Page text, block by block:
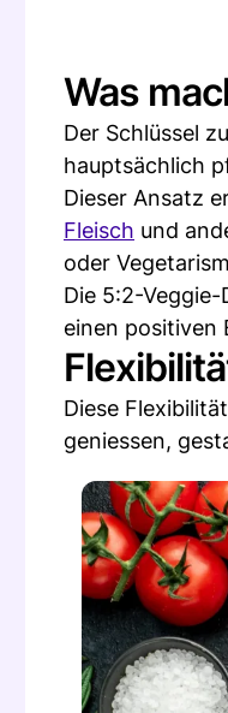
Was
Der Schlüssel
hauptsächlich
Dieser Ansatz
Fleisch und
oder
Die 5:2-
einen positiven
Diese
geniessen,